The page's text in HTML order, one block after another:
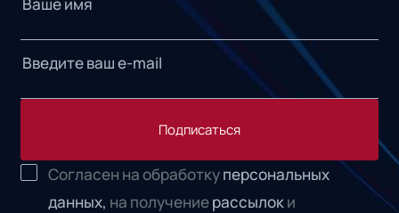
Подписаться
Согласен на обработкуперсональных
данных, на получениерассылоки